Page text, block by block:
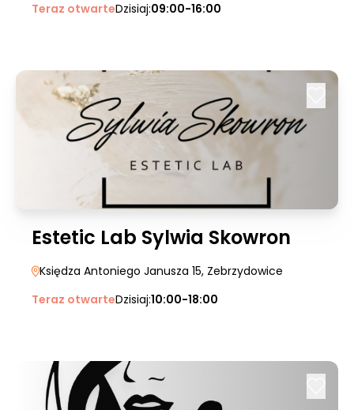
Teraz otwarteDzisiaj:09:00-16:00
Estetic Lab Sylwia Skowron
Księdza Antoniego Janusza 15, Zebrzydowice
Teraz otwarteDzisiaj:10:00-18:00